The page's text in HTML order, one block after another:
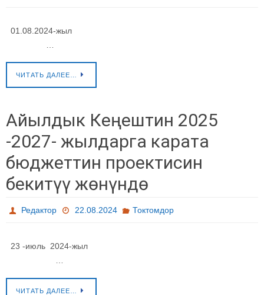
01.08.2024-жыл
ЧИТАТЬ ДАЛЕЕ…
Айылдык Кеңештин 2025
-2027- жылдарга карата
бюджеттин проектисин
бекитүү жөнүндө
Редактор 22.08.2024 Токтомдор
23 -июль 2024-жыл
…
ЧИТАТЬ ДАЛЕЕ…